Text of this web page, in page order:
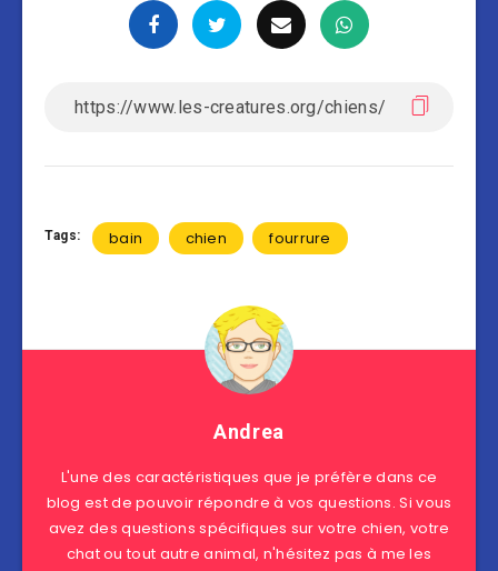
Tags: bain chien fourrure
Andrea
L'une des caractéristiques que je préfère dans ce
blog est de pouvoir répondre à vos questions. Si vous
avez des questions spécifiques sur votre chien, votre
chat ou tout autre animal, n'hésitez pas à me les